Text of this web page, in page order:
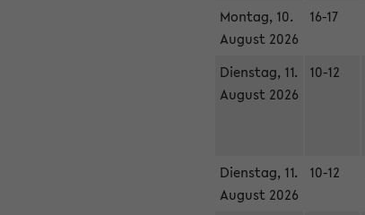
Montag, 10.
August 2026
16-17
Dienstag, 11.
August 2026
10-12
Dienstag, 11.
August 2026
10-12